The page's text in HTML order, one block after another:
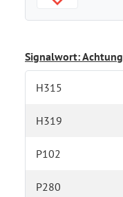
Signalwort: Achtung
H315
H319
P102
P280